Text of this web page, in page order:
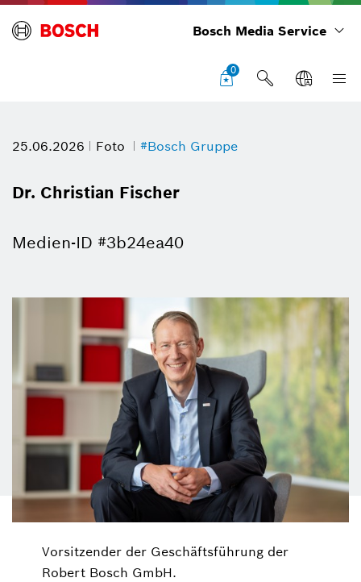
Bosch Media Service
0
25.06.2026 Foto #Bosch Gruppe
Dr. Christian Fischer
Medien-ID #3b24ea40
Vorsitzender der Geschäftsführung der
Robert Bosch GmbH.